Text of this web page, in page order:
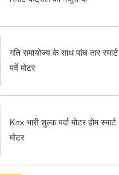
गति समायोज्य के साथ पांच तार स्मार्ट
पर्दे मोटर
Knx भारी शुल्क पर्दा मोटर होम स्मार्ट
मोटर